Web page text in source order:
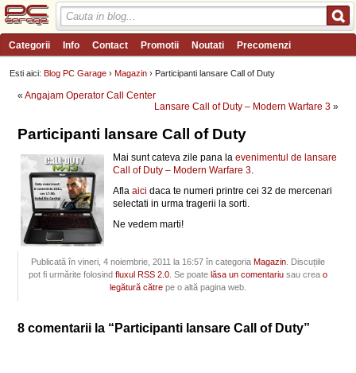
Categorii Info Contact Promotii Noutati Precomenzi
Review-uri Wishlist PC Garage TV Forum Blog Angajari
Esti aici:Blog PC Garage ›Magazin › Participanti lansare Call of Duty
«Angajam Operator Call Center
Lansare Call of Duty – Modern Warfare 3»
Participanti lansare Call of Duty
Mai sunt cateva zile pana la evenimentul de lansare
Call of Duty – Modern Warfare 3.
Aflaaici daca te numeri printre cei 32 de mercenari
selectati in urma tragerii la sorti.
Ne vedem marti!
Publicată în vineri, 4 noiembrie, 2011 la 16:57 în categoria Magazin . Discuțiile
pot fi urmărite folosindfluxul RSS 2.0 . Se poate lăsa un comentariu sau creao
legătură către pe o altă pagina web.
8 comentarii la “Participanti lansare Call of Duty”